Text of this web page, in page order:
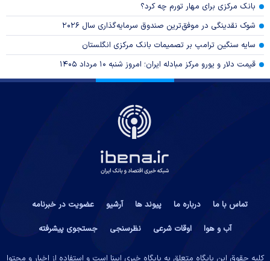
بانک مرکزی برای مهار تورم چه کرد؟
شوک نقدینگی در موفق‌ترین صندوق سرمایه‌گذاری سال ۲۰۲۶
سایه سنگین ترامپ بر تصمیمات بانک مرکزی انگلستان
قیمت دلار و یورو مرکز مبادله ایران؛ امروز شنبه ۱۰ مرداد ۱۴۰۵
تماس با ما درباره ما پیوند ها آرشیو
عضویت در خبرنامه
آب و هوا
اوقات شرعی نظرسنجی جستجوی پیشرفته